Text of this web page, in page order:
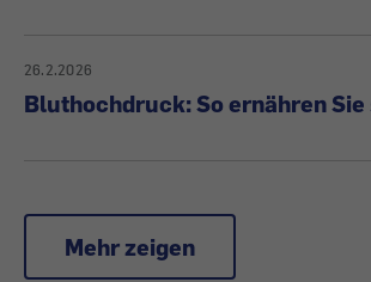
26.2.2026
Bluthochdruck: So ernähren
Mehr zeigen